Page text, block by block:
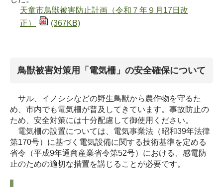
天童市鳥獣被害防止計画（令和７年９月17日改
正）
(367KB)
鳥獣被害対策用「電気柵」の安全確保について
サル、イノシシなどの野生鳥獣から農作物を守るた
め、市内でも電気柵が普及してきています。事故防止の
ため、安全対策には十分配慮して御使用ください。
電気柵の設置については、電気事業法（昭和39年法律
第170号）に基づく電気設備に関する技術基準を定める
省令（平成9年通商産業省令第52号）における、感電防
止のための適切な措置を講じることが必要です。